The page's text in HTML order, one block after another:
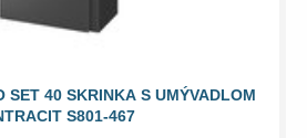
SET 40 SKRINKA S UMÝVADLOM
S801-467